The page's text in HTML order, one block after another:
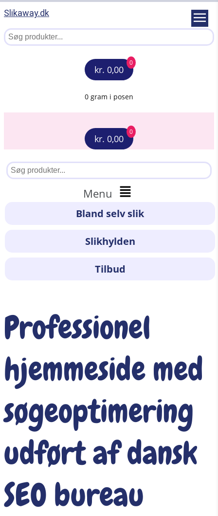
Slikaway.dk
kr. 0,00
0
0 gram i posen
kr. 0,00
0
Menu
Bland selv slik
Slikhylden
Tilbud
Professionel
hjemmeside med
søgeoptimering
udført af dansk
SEO bureau